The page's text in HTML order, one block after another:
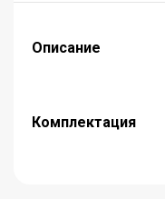
Описание
Комплектация